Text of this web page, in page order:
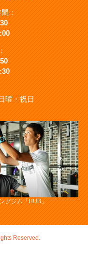
：
曜・祝日
グジム「HUB」
Reserved.